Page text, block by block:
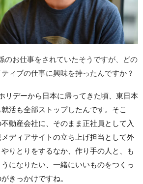
のお仕事をされていたそうですが、どの
ィブの仕事に興味を持ったんですか？
リデーから日本に帰ってきた頃、東日本
活も全部ストップしたんです。そこ
動産会社に、そのまま正社員として入
ディアサイトの立ち上げ担当として外
りとりをするなか、作り手の人と、も
になりたい、一緒にいいものをつくっ
きっかけですね。